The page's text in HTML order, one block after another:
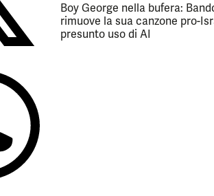
Boy George nella bufera:
rimuove la sua canzone pro-
presunto uso di AI